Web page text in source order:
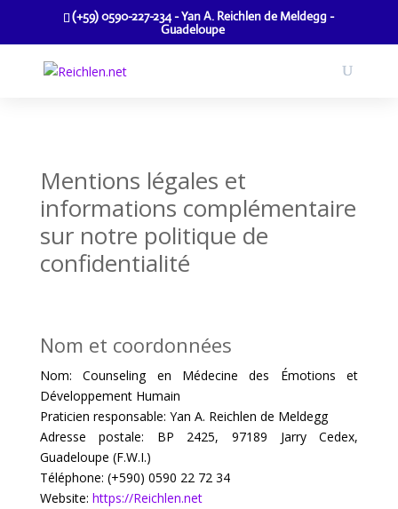
(+59) 0590-227-234 - Yan A. Reichlen de Meldegg -
Guadeloupe
Mentions légales et
informations complémentaire
sur notre politique de
confidentialité
Nom et coordonnées
Nom: Counseling en Médecine des Émotions et
Développement Humain
Praticien responsable: Yan A. Reichlen de Meldegg
Adresse postale: BP 2425, 97189 Jarry Cedex,
Guadeloupe (F.W.I.)
Téléphone: (+590) 0590 22 72 34
Website: https://Reichlen.net